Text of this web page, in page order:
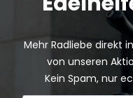
Mehr Radliebe direkt
von unseren
Kein Spam, nur